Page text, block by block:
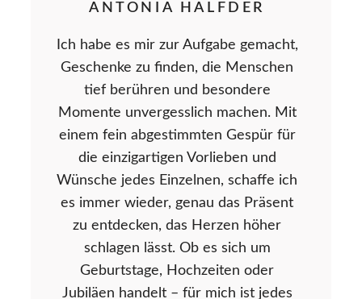
ANTONIA HALFDER
Ich habe es mir zur Aufgabe gemacht,
Geschenke zu finden, die Menschen
tief berühren und besondere
Momente unvergesslich machen. Mit
einem fein abgestimmten Gespür für
die einzigartigen Vorlieben und
Wünsche jedes Einzelnen, schaffe ich
es immer wieder, genau das Präsent
zu entdecken, das Herzen höher
schlagen lässt. Ob es sich um
Geburtstage, Hochzeiten oder
Jubiläen handelt – für mich ist jedes